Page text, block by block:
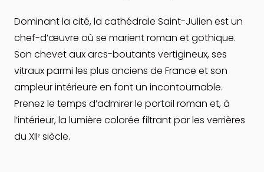
Dominant la cité, la cathédrale Saint-Julien est un
chef-d’œuvre où se marient roman et gothique.
Son chevet aux arcs-boutants vertigineux, ses
vitraux parmi les plus anciens de France et son
ampleur intérieure en font un incontournable.
Prenez le temps d’admirer le portail roman et, à
l’intérieur, la lumière colorée filtrant par les verrières
du XIIᵉ siècle.